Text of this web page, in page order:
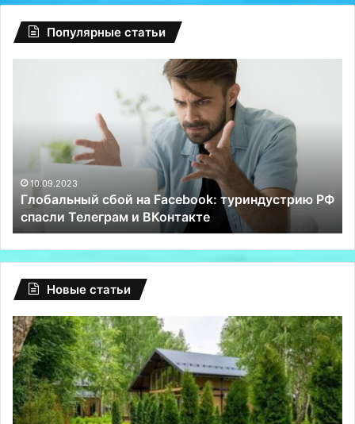
Популярные статьи
туриндустрию
Телеграм
ВКонтакте
10.09.2023
Глобальный сбой на Facebook: туриндустрию РФ
спасли Телеграм и ВКонтакте
Новые статьи